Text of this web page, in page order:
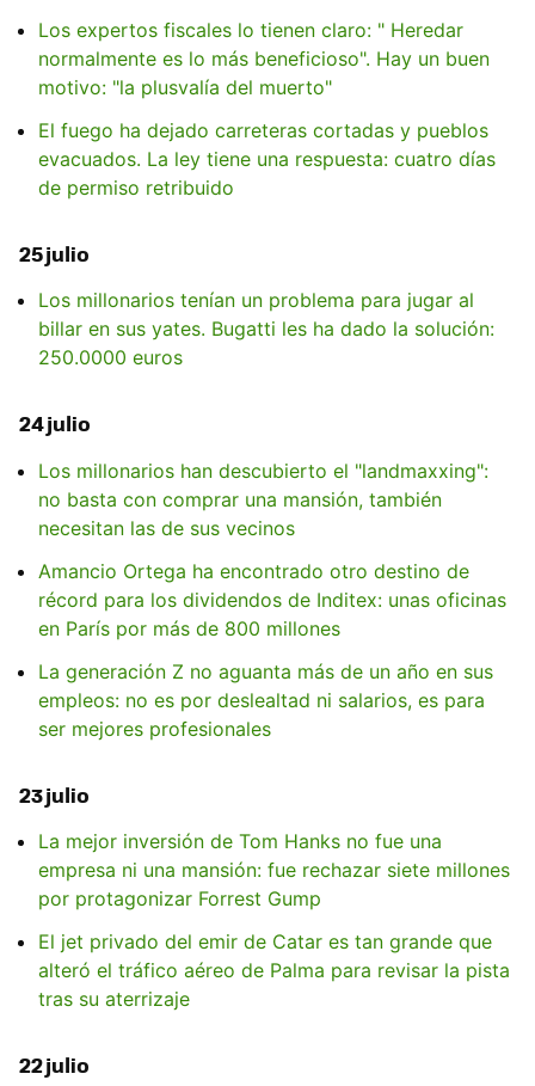
Los expertos fiscales lo tienen claro: " Heredar
normalmente es lo más beneficioso". Hay un buen
motivo: "la plusvalía del muerto"
El fuego ha dejado carreteras cortadas y pueblos
evacuados. La ley tiene una respuesta: cuatro días
de permiso retribuido
25 julio
Los millonarios tenían un problema para jugar al
billar en sus yates. Bugatti les ha dado la solución:
250.0000 euros
24 julio
Los millonarios han descubierto el "landmaxxing":
no basta con comprar una mansión, también
necesitan las de sus vecinos
Amancio Ortega ha encontrado otro destino de
récord para los dividendos de Inditex: unas oficinas
en París por más de 800 millones
La generación Z no aguanta más de un año en sus
empleos: no es por deslealtad ni salarios, es para
ser mejores profesionales
23 julio
La mejor inversión de Tom Hanks no fue una
empresa ni una mansión: fue rechazar siete millones
por protagonizar Forrest Gump
El jet privado del emir de Catar es tan grande que
alteró el tráfico aéreo de Palma para revisar la pista
tras su aterrizaje
22 julio